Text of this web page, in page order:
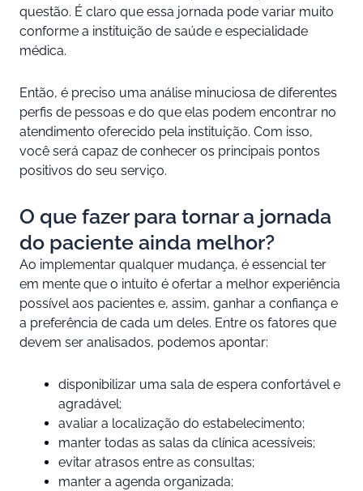
questão. É claro que essa jornada pode variar muito
conforme a instituição de saúde e especialidade
médica.
Então, é preciso uma análise minuciosa de diferentes
perfis de pessoas e do que elas podem encontrar no
atendimento oferecido pela instituição. Com isso,
você será capaz de conhecer os principais pontos
positivos do seu serviço.
O que fazer para tornar a jornada
do paciente ainda melhor?
Ao implementar qualquer mudança, é essencial ter
em mente que o intuito é ofertar a melhor experiência
possível aos pacientes e, assim, ganhar a confiança e
a preferência de cada um deles. Entre os fatores que
devem ser analisados, podemos apontar:
disponibilizar uma sala de espera confortável e
agradável;
avaliar a localização do estabelecimento;
manter todas as salas da clínica acessíveis;
evitar atrasos entre as consultas;
manter a agenda organizada;